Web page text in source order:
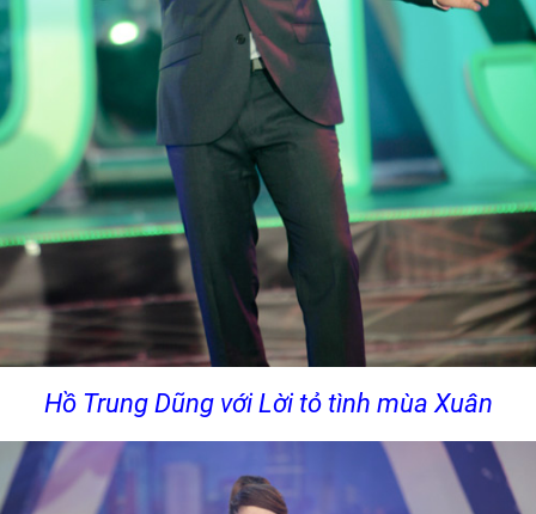
Hồ Trung Dũng với Lời tỏ tình mùa Xuân